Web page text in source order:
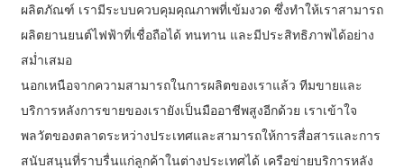
ผลิตภัณฑ์ เรามีระบบควบคุมคุณภาพที่เข้มงวด ซึ่งทำให้เราสามารถ
ผลิตยานยนต์ไฟฟ้าที่เชื่อถือได้ ทนทาน และมีประสิทธิภาพได้อย่าง
สม่ำเสมอ
นอกเหนือจากความสามารถในการผลิตของเราแล้ว ทีมขายและ
บริการหลังการขายของเรายังเป็นมืออาชีพสูงอีกด้วย เราเข้าใจ
พลวัตของตลาดระหว่างประเทศและสามารถให้การสื่อสารและการ
สนับสนุนที่ราบรื่นแก่ลูกค้าในต่างประเทศได้ เครือข่ายบริการหลัง